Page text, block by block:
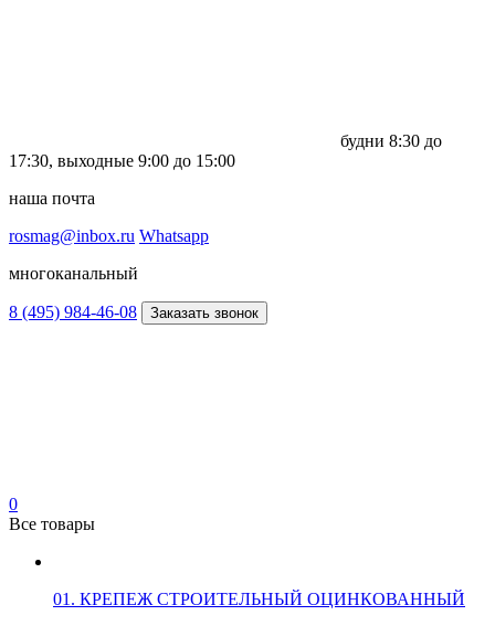
будни 8:30 до
17:30, выходные 9:00 до 15:00
наша почта
rosmag@inbox.ru Whatsapp
многоканальный
8 (495) 984-46-08 Заказать звонок
0
Все товары
01. КРЕПЕЖ СТРОИТЕЛЬНЫЙ ОЦИНКОВАННЫЙ